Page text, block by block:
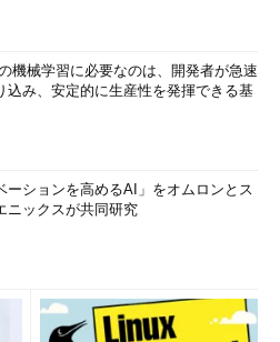
機械学習に必要なのは、開発者が急速
込み、安定的に生産性を発揮できる基
ーションを高めるAI」をオムロンとス
ニックスが共同研究